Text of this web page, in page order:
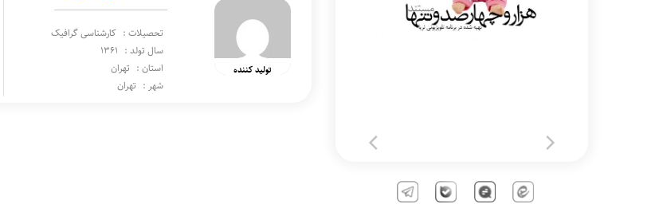
تولید کننده
تحصیلات : کارشناسی گرافیک
سال تولد : 1361
استان : تهران
شهر : تهران